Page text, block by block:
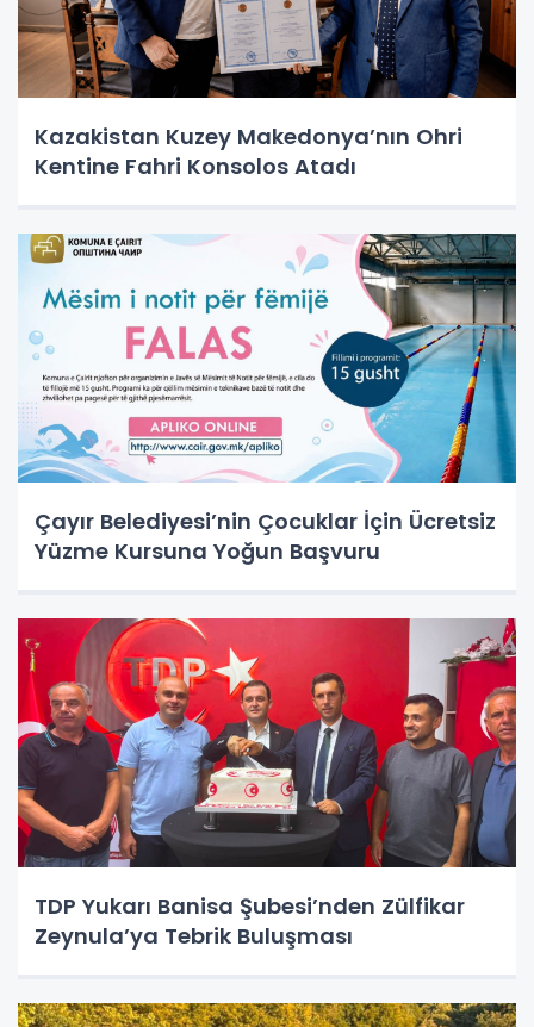
Kazakistan Kuzey Makedonya’nın Ohri
Kentine Fahri Konsolos Atadı
Çayır Belediyesi’nin Çocuklar İçin Ücretsiz
Yüzme Kursuna Yoğun Başvuru
TDP Yukarı Banisa Şubesi’nden Zülfikar
Zeynula’ya Tebrik Buluşması